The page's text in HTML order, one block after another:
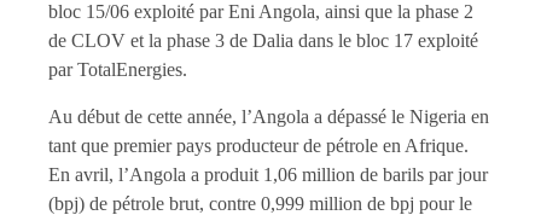
bloc 15/06 exploité par Eni Angola, ainsi que la phase 2
de CLOV et la phase 3 de Dalia dans le bloc 17 exploité
par TotalEnergies.
Au début de cette année, l’Angola a dépassé le Nigeria en
tant que premier pays producteur de pétrole en Afrique.
En avril, l’Angola a produit 1,06 million de barils par jour
(bpj) de pétrole brut, contre 0,999 million de bpj pour le